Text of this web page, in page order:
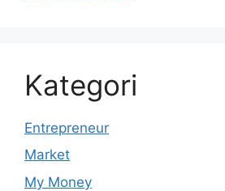
Kategori
Entrepreneur
Market
My Money